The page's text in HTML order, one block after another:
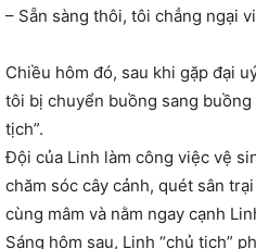
– Sẵn sàng thôi, tôi chẳng ngại
Chiều hôm đó, sau khi gặp đại
tôi bị chuyển buồng sang buồng
tịch”.
Đội của Linh làm công việc vệ
chăm sóc cây cảnh, quét sân
cùng mâm và nằm ngay cạnh
Sáng hôm sau, Linh “chủ tịch”